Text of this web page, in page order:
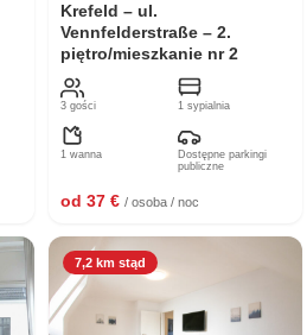
Krefeld – ul.
Vennfelderstraße – 2.
piętro/mieszkanie nr 2
3 gości 1 sypialnia
1 wanna
Dostępne parkingi
publiczne
od 37 € / osoba / noc
7,2 km stąd